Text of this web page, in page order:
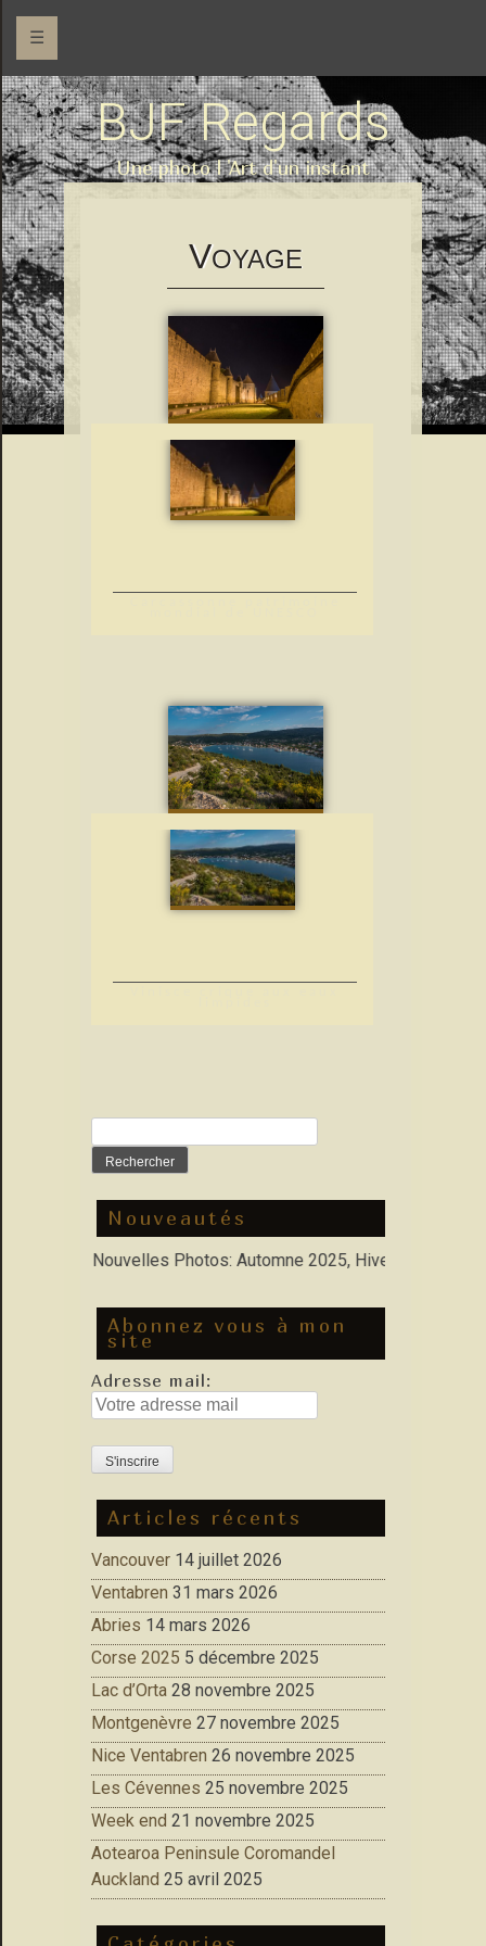
☰
BJF Regards
Une photo l 'Art d'un instant
VOYAGE
Nouveautés
: Nouvelles Photos: Automne 2025, Hiver 2026
Abonnez vous à mon
site
Adresse mail:
Articles récents
Vancouver 14 juillet 2026
Ventabren 31 mars 2026
Abries 14 mars 2026
Corse 2025 5 décembre 2025
Lac d’Orta 28 novembre 2025
Montgenèvre 27 novembre 2025
Nice Ventabren 26 novembre 2025
Les Cévennes 25 novembre 2025
Week end 21 novembre 2025
Aotearoa Peninsule Coromandel
Auckland 25 avril 2025